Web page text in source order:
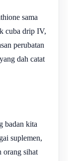
sama
cuba drip IV,
perubatan
dah catat
badan kita
suplemen,
orang sihat